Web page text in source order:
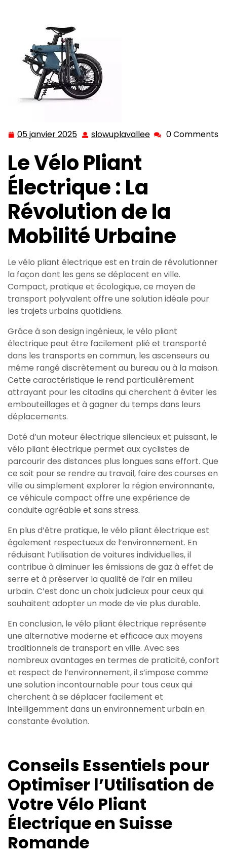
05 janvier 2025 05
2025
slowuplavallee slowuplavallee
0 Comments
Le Vélo Pliant
Électrique : La
Révolution de la
Mobilité Urbaine
Le vélo pliant électrique est en train de révolutionner
la façon dont les gens se déplacent en ville.
Compact, pratique et écologique, ce moyen de
transport polyvalent offre une solution idéale pour
les trajets urbains quotidiens.
Grâce à son design ingénieux, le vélo pliant
électrique peut être facilement plié et transporté
dans les transports en commun, les ascenseurs ou
même rangé discrètement au bureau ou à la maison.
Cette caractéristique le rend particulièrement
attrayant pour les citadins qui cherchent à éviter les
embouteillages et à gagner du temps dans leurs
déplacements.
Doté d’un moteur électrique silencieux et puissant, le
vélo pliant électrique permet aux cyclistes de
parcourir des distances plus longues sans effort. Que
ce soit pour se rendre au travail, faire des courses en
ville ou simplement explorer la région environnante,
ce véhicule compact offre une expérience de
conduite agréable et sans stress.
En plus d’être pratique, le vélo pliant électrique est
également respectueux de l’environnement. En
réduisant l’utilisation de voitures individuelles, il
contribue à diminuer les émissions de gaz à effet de
serre et à préserver la qualité de l’air en milieu
urbain. C’est donc un choix judicieux pour ceux qui
souhaitent adopter un mode de vie plus durable.
En conclusion, le vélo pliant électrique représente
une alternative moderne et efficace aux moyens
traditionnels de transport en ville. Avec ses
nombreux avantages en termes de praticité, confort
et respect de l’environnement, il s’impose comme
une solution incontournable pour tous ceux qui
cherchent à se déplacer facilement et
intelligemment dans un environnement urbain en
constante évolution.
Conseils Essentiels pour
Optimiser l’Utilisation de
Votre Vélo Pliant
Électrique en Suisse
Romande